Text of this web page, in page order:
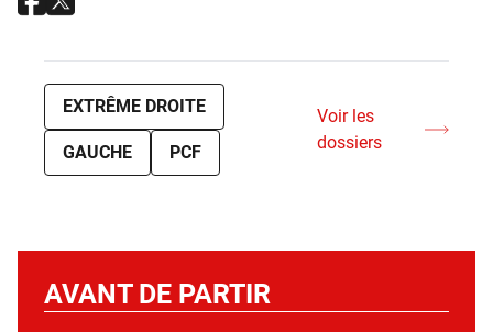
EXTRÊME DROITE
GAUCHE PCF
Voir les
dossiers
AVANT DE PARTIR